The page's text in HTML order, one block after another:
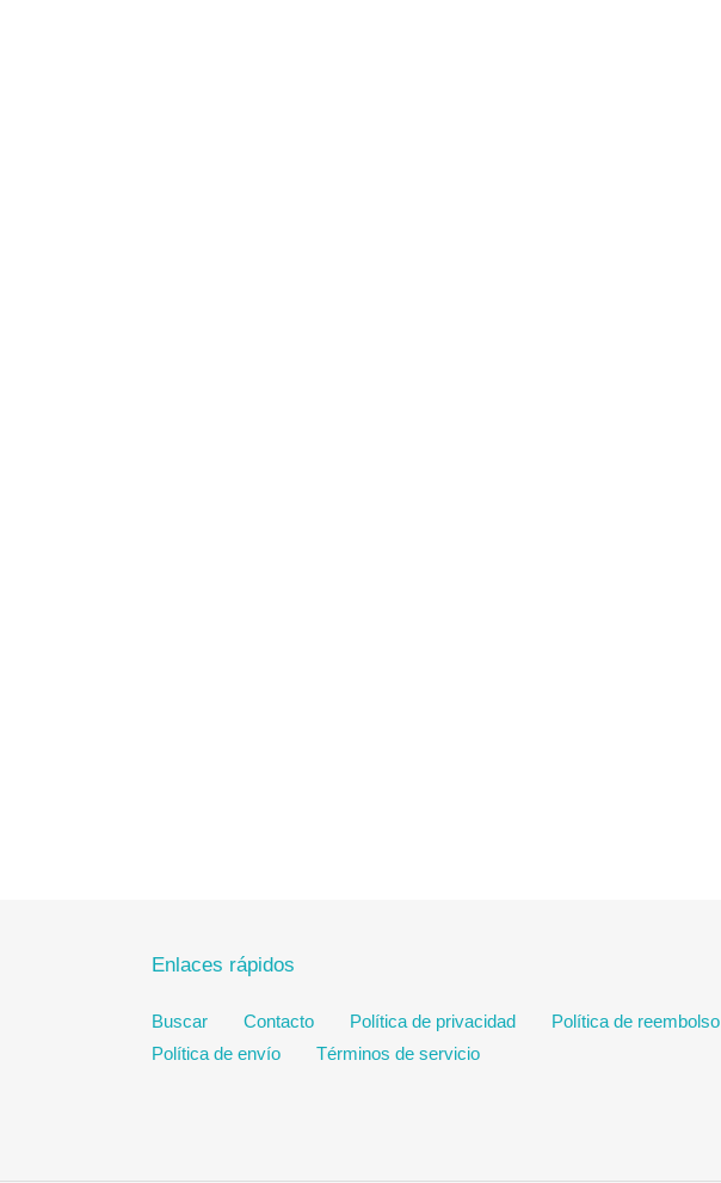
Enlaces rápidos
Buscar Contacto Política de privacidad
Política de reembolso
Política de envío
Términos de servicio